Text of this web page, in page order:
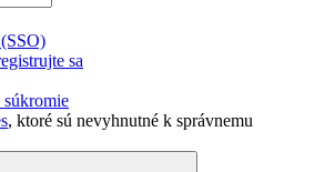
sa
, ktoré sú nevyhnutné k správnemu